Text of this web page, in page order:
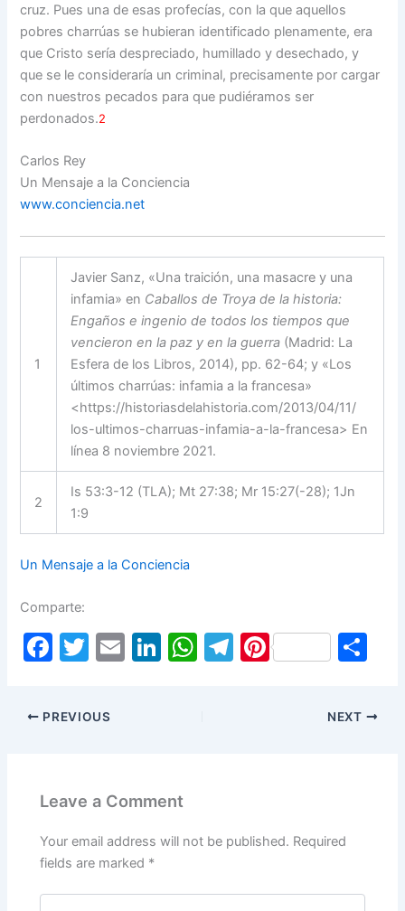
cruz. Pues una de esas profecías, con la que aquellos
pobres charrúas se hubieran identificado plenamente, era
que Cristo sería despreciado, humillado y desechado, y
que se le consideraría un criminal, precisamente por cargar
con nuestros pecados para que pudiéramos ser
perdonados.2
Carlos Rey
Un Mensaje a la Conciencia
www.conciencia.net
1
Javier Sanz, «Una traición, una masacre y una
infamia» en Caballos de Troya de la historia:
Engaños e ingenio de todos los tiempos que
vencieron en la paz y en la guerra (Madrid: La
Esfera de los Libros, 2014), pp. 62-64; y «Los
últimos charrúas: infamia a la francesa»
<https://historiasdelahistoria.com/2013/04/11/
los-ultimos-charruas-infamia-a-la-francesa> En
línea 8 noviembre 2021.
2
Is 53:3-12 (TLA); Mt 27:38; Mr 15:27(-28); 1Jn
1:9
Un Mensaje a la Conciencia
Comparte:
F
c
o
k
T
itt
er
E
Li
n
W T Pi
ar
PREVIOUS NEXT
Leave a Comment
Your email address will not be published. Required
fields are marked *
Type